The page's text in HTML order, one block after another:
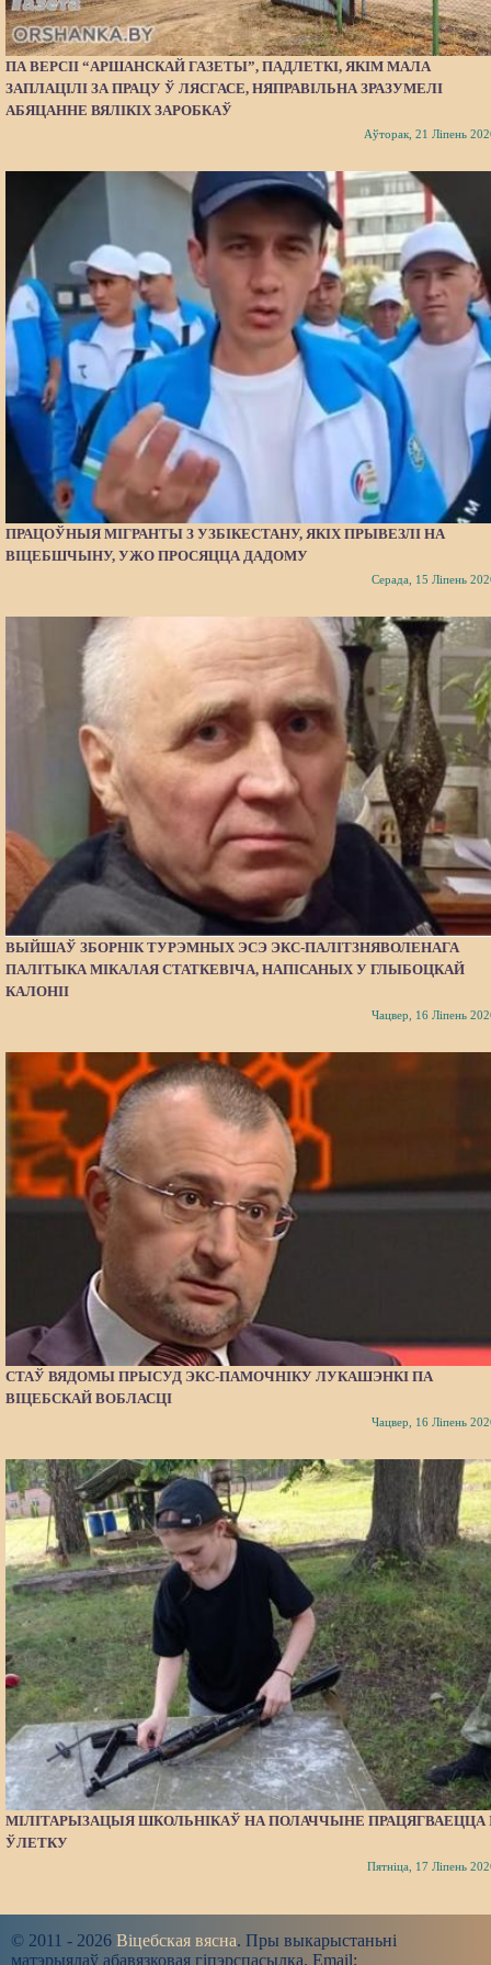
ПА ВЕРСІІ “АРШАНСКАЙ ГАЗЕТЫ”, ПАДЛЕТКІ, ЯКІМ МАЛА
ЗАПЛАЦІЛІ ЗА ПРАЦУ Ў ЛЯСГАСЕ, НЯПРАВІЛЬНА ЗРАЗУМЕЛІ
АБЯЦАННЕ ВЯЛІКІХ ЗАРОБКАЎ
Аўторак, 21 Ліпень
ПРАЦОЎНЫЯ МІГРАНТЫ З УЗБІКЕСТАНУ, ЯКІХ ПРЫВЕЗЛІ НА
ВІЦЕБШЧЫНУ, УЖО ПРОСЯЦЦА ДАДОМУ
Серада, 15 Ліпень
ВЫЙШАЎ ЗБОРНІК ТУРЭМНЫХ ЭСЭ ЭКС-ПАЛІТЗНЯВОЛЕНАГА
ПАЛІТЫКА МІКАЛАЯ СТАТКЕВІЧА, НАПІСАНЫХ У ГЛЫБОЦКАЙ
КАЛОНІІ
Чацвер, 16 Ліпень
СТАЎ ВЯДОМЫ ПРЫСУД ЭКС-ПАМОЧНІКУ ЛУКАШЭНКІ ПА
ВІЦЕБСКАЙ ВОБЛАСЦІ
Чацвер, 16 Ліпень
МІЛІТАРЫЗАЦЫЯ ШКОЛЬНІКАЎ НА ПОЛАЧЧЫНЕ ПРАЦЯГВАЕЦЦА
ЎЛЕТКУ
Пятніца, 17 Ліпень
© 2011 - 2026 Віцебская вясна. Пры выкарыстаньні
матэрыялаў абавязковая гіпэрспасылка. Email: